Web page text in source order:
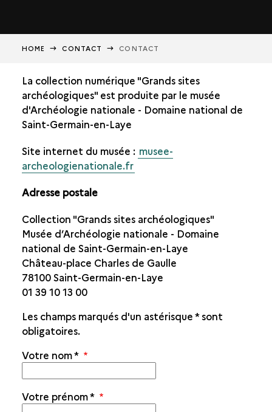
HOME CONTACT CONTACT
La collection numérique "Grands sites
archéologiques" est produite par le musée
d'Archéologie nationale - Domaine national de
Saint-Germain-en-Laye
Site internet du musée : musee-
archeologienationale.fr
Adresse postale
Collection "Grands sites archéologiques"
Musée d’Archéologie nationale - Domaine
national de Saint-Germain-en-Laye
Château-place Charles de Gaulle
78100 Saint-Germain-en-Laye
01 39 10 13 00
Les champs marqués d'un astérisque*sont
obligatoires.
Votre nom*
Votre prénom*